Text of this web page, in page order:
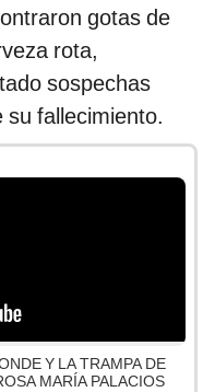
gotas de
rota,
sospechas
fallecimiento.
Y LA TRAMPA DE
MARÍA PALACIOS